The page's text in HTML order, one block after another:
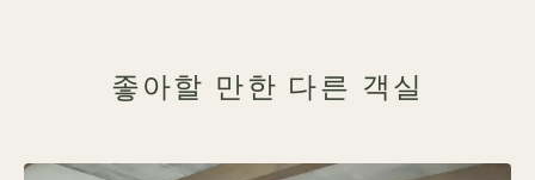
좋아할 만한 다른 객실